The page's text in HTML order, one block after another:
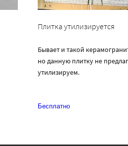
Плитка утилизируется
Бывает и такой
но данную плитку не
утилизируем.
Бесплатно